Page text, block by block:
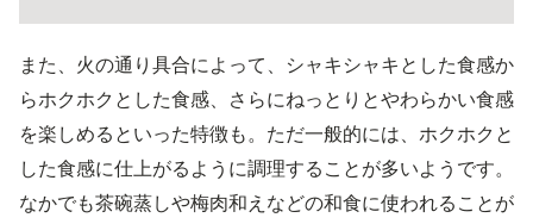
また、火の通り具合によって、シャキシャキとした食感か
らホクホクとした食感、さらにねっとりとやわらかい食感
を楽しめるといった特徴も。ただ一般的には、ホクホクと
した食感に仕上がるように調理することが多いようです。
なかでも茶碗蒸しや梅肉和えなどの和食に使われることが